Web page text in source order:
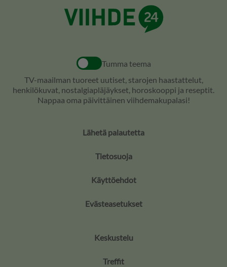
Tumma teema
TV-maailman tuoreet uutiset, starojen haastattelut,
henkilökuvat, nostalgiapläjäykset, horoskooppi ja reseptit.
Nappaa oma päivittäinen viihdemakupalasi!
Lähetä palautetta
Tietosuoja
Käyttöehdot
Evästeasetukset
Keskustelu
Treffit